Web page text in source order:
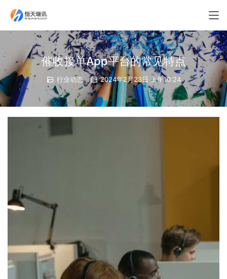
催收接单App平台的常见特点
行业动态 2024年2月23日 上午10:24